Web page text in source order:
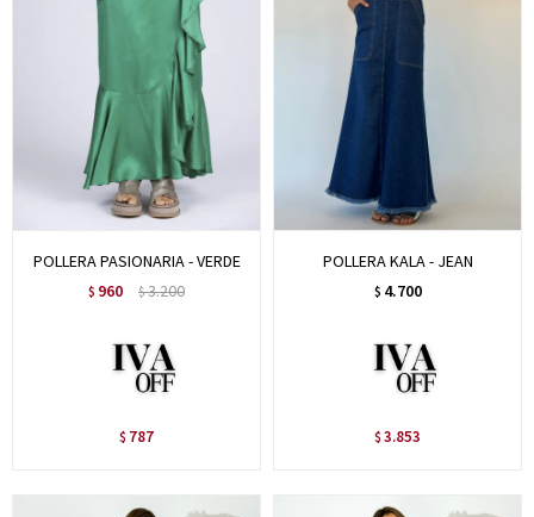
POLLERA PASIONARIA - VERDE
$ 960 $3.200
$ 787
POLLERA KALA - JEAN
$ 4.700
$ 3.853